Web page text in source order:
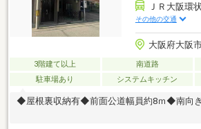
ＪＲ大阪環
その他の交通
大阪府大阪
3階建て以上 南道路
駐車場あり
システムキッチン
◆屋根裏収納有◆前面公道幅員約8ｍ◆南向き